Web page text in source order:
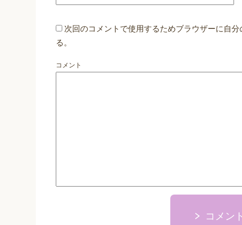
次回のコメントで使用するためブラウザーに自
る。
コメント
コメン